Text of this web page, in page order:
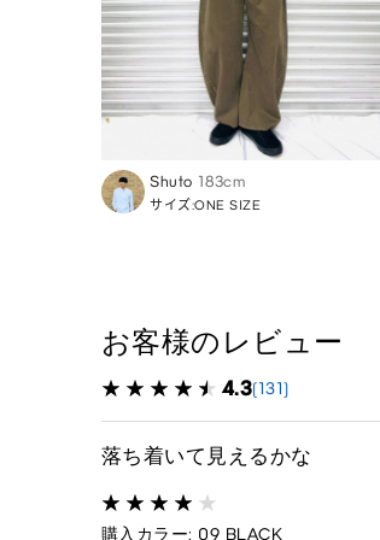
Shuto 183cm
サイズ:ONE SIZE
お客様のレビュー
4.3(131)
落ち着いて見えるかな
購入カラー: 09 BLACK